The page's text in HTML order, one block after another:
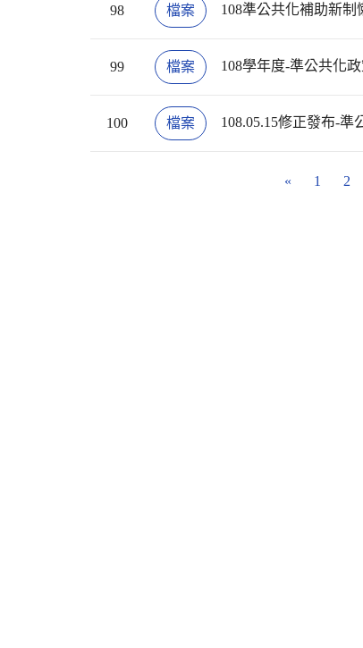
98 檔案 108準公共化補助新制
99 檔案 108學年度-準公共化
100 檔案 108.05.15修正發布-
« 1 2